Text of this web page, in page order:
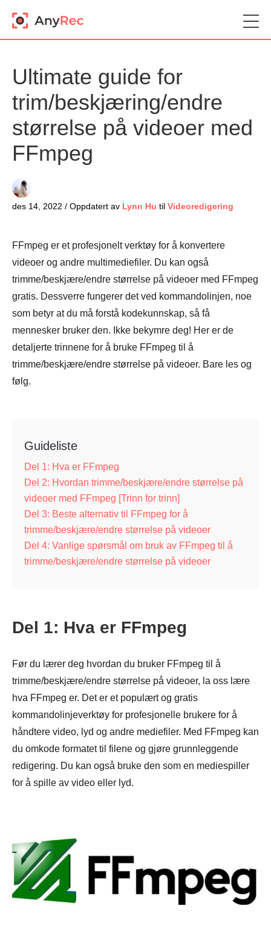
Ultimate guide for
trim/beskjæring/endre
størrelse på videoer med
FFmpeg
des 14, 2022 / Oppdatert av Lynn Hu til Videoredigering
FFmpeg er et profesjonelt verktøy for å konvertere
videoer og andre multimediefiler. Du kan også
trimme/beskjære/endre størrelse på videoer med FFmpeg
gratis. Dessverre fungerer det ved kommandolinjen, noe
som betyr at du må forstå kodekunnskap, så få
mennesker bruker den. Ikke bekymre deg! Her er de
detaljerte trinnene for å bruke FFmpeg til å
trimme/beskjære/endre størrelse på videoer. Bare les og
følg.
Guideliste
Del 1: Hva er FFmpeg
Del 2: Hvordan trimme/beskjære/endre størrelse på
videoer med FFmpeg [Trinn for trinn]
Del 3: Beste alternativ til FFmpeg for å
trimme/beskjære/endre størrelse på videoer
Del 4: Vanlige spørsmål om bruk av FFmpeg til å
trimme/beskjære/endre størrelse på videoer
Del 1: Hva er FFmpeg
Før du lærer deg hvordan du bruker FFmpeg til å
trimme/beskjære/endre størrelse på videoer, la oss lære
hva FFmpeg er. Det er et populært og gratis
kommandolinjeverktøy for profesjonelle brukere for å
håndtere video, lyd og andre mediefiler. Med FFmpeg kan
du omkode formatet til filene og gjøre grunnleggende
redigering. Du kan også bruke den som en mediespiller
for å spille av video eller lyd.